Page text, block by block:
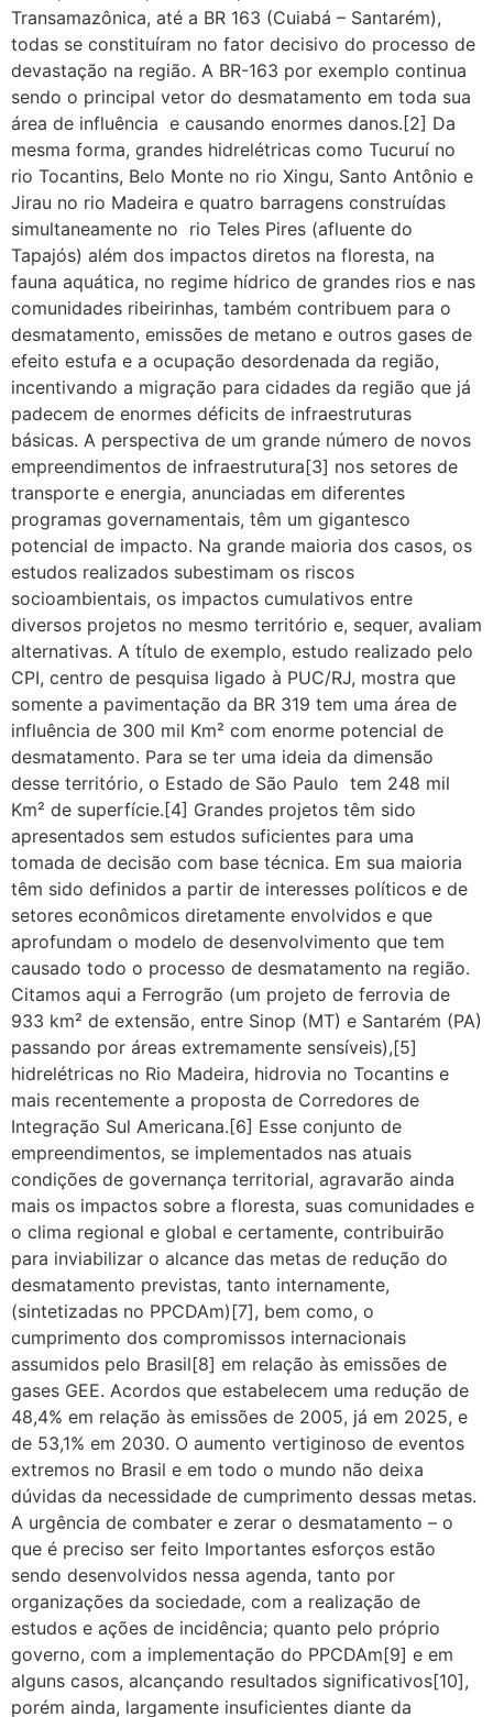
Transamazônica, até a BR 163 (Cuiabá – Santarém),
todas se constituíram no fator decisivo do processo de
devastação na região. A BR-163 por exemplo continua
sendo o principal vetor do desmatamento em toda sua
área de influência e causando enormes danos.[2] Da
mesma forma, grandes hidrelétricas como Tucuruí no
rio Tocantins, Belo Monte no rio Xingu, Santo Antônio e
Jirau no rio Madeira e quatro barragens construídas
simultaneamente no rio Teles Pires (afluente do
Tapajós) além dos impactos diretos na floresta, na
fauna aquática, no regime hídrico de grandes rios e nas
comunidades ribeirinhas, também contribuem para o
desmatamento, emissões de metano e outros gases de
efeito estufa e a ocupação desordenada da região,
incentivando a migração para cidades da região que já
padecem de enormes déficits de infraestruturas
básicas. A perspectiva de um grande número de novos
empreendimentos de infraestrutura[3] nos setores de
transporte e energia, anunciadas em diferentes
programas governamentais, têm um gigantesco
potencial de impacto. Na grande maioria dos casos, os
estudos realizados subestimam os riscos
socioambientais, os impactos cumulativos entre
diversos projetos no mesmo território e, sequer, avaliam
alternativas. A título de exemplo, estudo realizado pelo
CPI, centro de pesquisa ligado à PUC/RJ, mostra que
somente a pavimentação da BR 319 tem uma área de
influência de 300 mil Km² com enorme potencial de
desmatamento. Para se ter uma ideia da dimensão
desse território, o Estado de São Paulo tem 248 mil
Km² de superfície.[4] Grandes projetos têm sido
apresentados sem estudos suficientes para uma
tomada de decisão com base técnica. Em sua maioria
têm sido definidos a partir de interesses políticos e de
setores econômicos diretamente envolvidos e que
aprofundam o modelo de desenvolvimento que tem
causado todo o processo de desmatamento na região.
Citamos aqui a Ferrogrão (um projeto de ferrovia de
933 km² de extensão, entre Sinop (MT) e Santarém (PA)
passando por áreas extremamente sensíveis),[5]
hidrelétricas no Rio Madeira, hidrovia no Tocantins e
mais recentemente a proposta de Corredores de
Integração Sul Americana.[6] Esse conjunto de
empreendimentos, se implementados nas atuais
condições de governança territorial, agravarão ainda
mais os impactos sobre a floresta, suas comunidades e
o clima regional e global e certamente, contribuirão
para inviabilizar o alcance das metas de redução do
desmatamento previstas, tanto internamente,
(sintetizadas no PPCDAm)[7], bem como, o
cumprimento dos compromissos internacionais
assumidos pelo Brasil[8] em relação às emissões de
gases GEE. Acordos que estabelecem uma redução de
48,4% em relação às emissões de 2005, já em 2025, e
de 53,1% em 2030. O aumento vertiginoso de eventos
extremos no Brasil e em todo o mundo não deixa
dúvidas da necessidade de cumprimento dessas metas.
A urgência de combater e zerar o desmatamento – o
que é preciso ser feito Importantes esforços estão
sendo desenvolvidos nessa agenda, tanto por
organizações da sociedade, com a realização de
estudos e ações de incidência; quanto pelo próprio
governo, com a implementação do PPCDAm[9] e em
alguns casos, alcançando resultados significativos[10],
porém ainda, largamente insuficientes diante da